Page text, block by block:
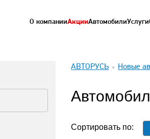
О компанииАкцииАвтомобилиУслуги
АВТОРУСЬ Новые
Сортировать по: